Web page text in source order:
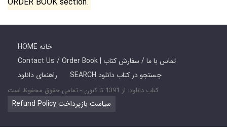
HOME خانه
Contact Us / Order Book | تماس با ما / سفارش کتاب
راهنمای دانلود
SEARCH جستجو در کتاب دانلود
کتاب دانلود: از 1391 تا کنون - تمامی حقوق محفوظ است
Refund Policy سیاست بازپرداخت